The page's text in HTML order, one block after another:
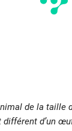
de la taille
d’un